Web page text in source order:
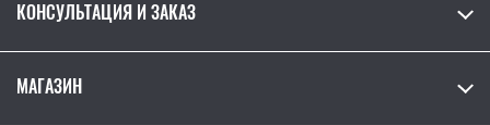
КОНСУЛЬТАЦИЯ И ЗАКАЗ
МАГАЗИН